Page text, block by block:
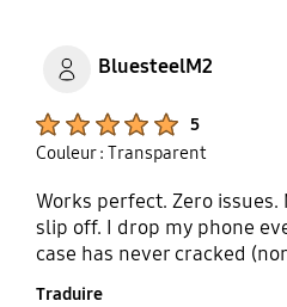
BluesteelM2
5
Couleur : Transparent
Works perfect. Zero
slip off. I drop my phone
case has never cracked
Traduire